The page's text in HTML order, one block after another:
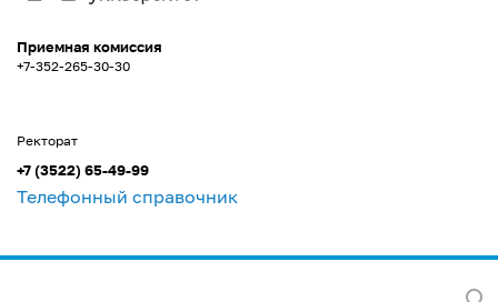
Приемная комиссия
+7-352-265-30-30
Ректорат
+7 (3522) 65-49-99
Телефонный справочник